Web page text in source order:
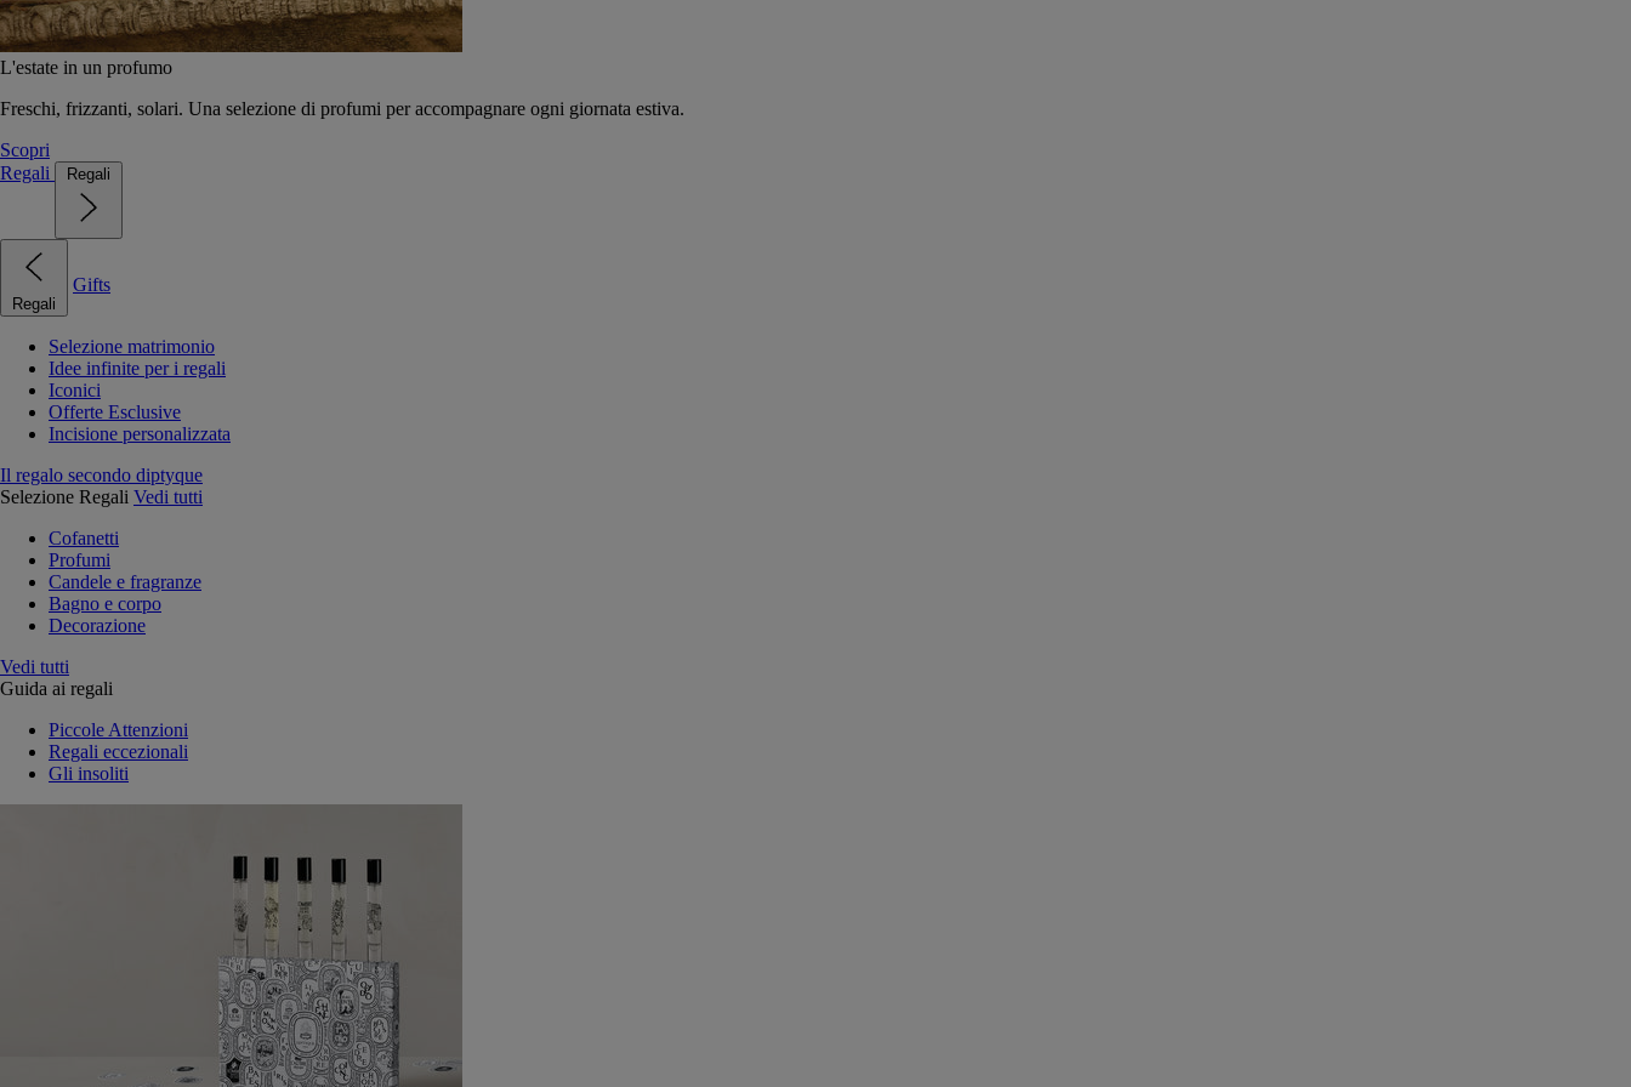
L'estate in un profumo
Freschi, frizzanti, solari. Una selezione di profumi per accompagnare ogni giornata estiva.
Scopri
Regali
Regali
Regali
Gifts
Selezione matrimonio
Idee infinite per i regali
Iconici
Offerte Esclusive
Incisione personalizzata
Il regalo secondo diptyque
Selezione Regali Vedi tutti
Cofanetti
Profumi
Candele e fragranze
Bagno e corpo
Decorazione
Vedi tutti
Guida ai regali
Piccole Attenzioni
Regali eccezionali
Gli insoliti